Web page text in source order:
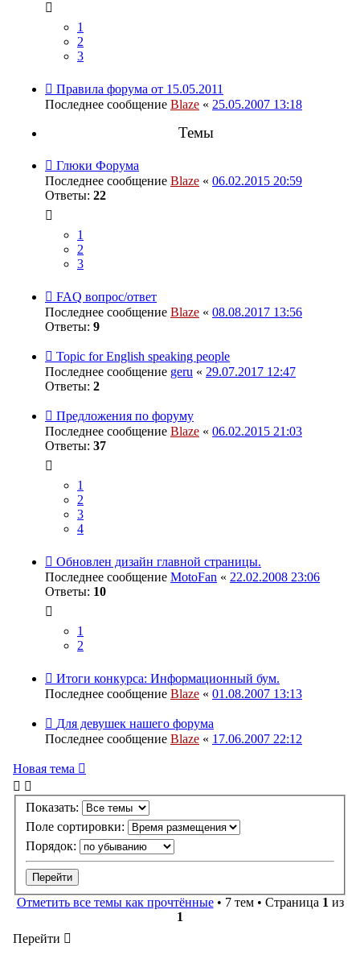
1
2
3
Правила форума от 15.05.2011
Последнее сообщение Blaze « 25.05.2007 13:18
Темы
Глюки Форума
Последнее сообщение Blaze « 06.02.2015 20:59
Ответы: 22
1
2
3
FAQ вопрос/ответ
Последнее сообщение Blaze « 08.08.2017 13:56
Ответы: 9
Topic for English speaking people
Последнее сообщение geru « 29.07.2017 12:47
Ответы: 2
Предложения по форуму
Последнее сообщение Blaze « 06.02.2015 21:03
Ответы: 37
1
2
3
4
Обновлен дизайн главной страницы.
Последнее сообщение MotoFan « 22.02.2008 23:06
Ответы: 10
1
2
Итоги конкурса: Информационный бум.
Последнее сообщение Blaze « 01.08.2007 13:13
Для девушек нашего форума
Последнее сообщение Blaze « 17.06.2007 22:12
Новая тема
Показать:
Поле сортировки:
Порядок:
Отметить все темы как прочтённые• 7 тем • Страница 1 из
1
Перейти